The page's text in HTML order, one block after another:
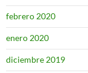
febrero 2020
enero 2020
diciembre 2019